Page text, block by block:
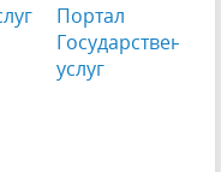
Портал
Государственных
услуг